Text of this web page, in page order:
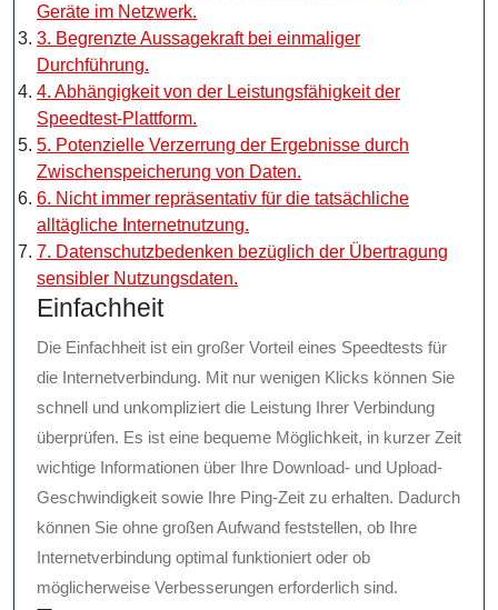
Geräte im Netzwerk.
3. Begrenzte Aussagekraft bei einmaliger
Durchführung.
4. Abhängigkeit von der Leistungsfähigkeit der
Speedtest-Plattform.
5. Potenzielle Verzerrung der Ergebnisse durch
Zwischenspeicherung von Daten.
6. Nicht immer repräsentativ für die tatsächliche
alltägliche Internetnutzung.
7. Datenschutzbedenken bezüglich der Übertragung
sensibler Nutzungsdaten.
Einfachheit
Die Einfachheit ist ein großer Vorteil eines Speedtests für
die Internetverbindung. Mit nur wenigen Klicks können Sie
schnell und unkompliziert die Leistung Ihrer Verbindung
überprüfen. Es ist eine bequeme Möglichkeit, in kurzer Zeit
wichtige Informationen über Ihre Download- und Upload-
Geschwindigkeit sowie Ihre Ping-Zeit zu erhalten. Dadurch
können Sie ohne großen Aufwand feststellen, ob Ihre
Internetverbindung optimal funktioniert oder ob
möglicherweise Verbesserungen erforderlich sind.